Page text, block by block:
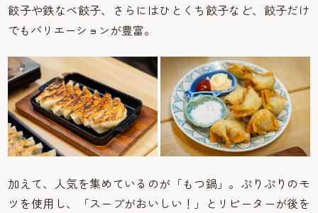
餃子や鉄なべ餃子、さらにはひとくち餃子など、餃子だけ
でもバリエーションが豊富。
加えて、人気を集めているのが「もつ鍋」。ぷりぷりのモ
ツを使用し、「スープがおいしい！」とリピーターが後を